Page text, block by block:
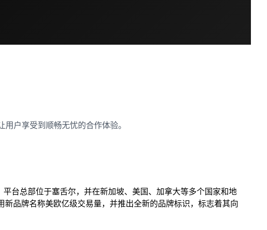
户享受到顺畅无忧的合作体验。
台总部位于塞舌尔，并在新加坡、美国、加拿大等多个国家和地
品牌名称美欧亿级交易量，并推出全新的品牌标识，标志着其向